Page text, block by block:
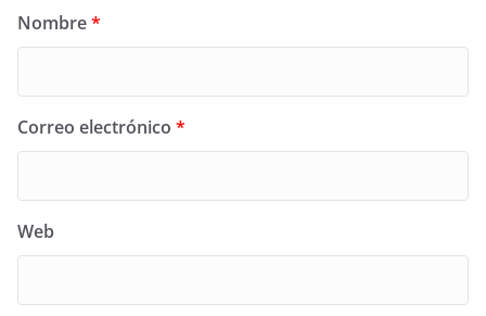
Nombre*
Correo electrónico *
Web